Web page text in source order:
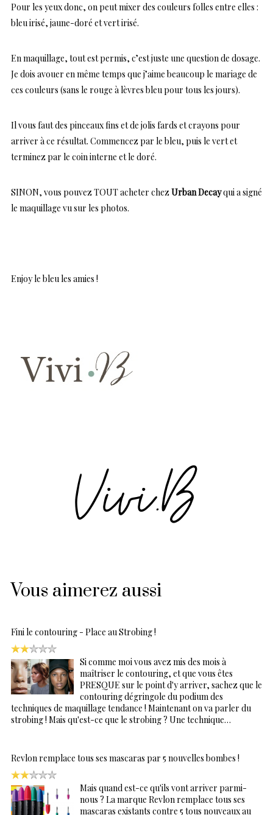
Pour les yeux donc, on peut mixer des couleurs folles entre elles :
bleu irisé, jaune-doré et vert irisé.
En maquillage, tout est permis, c’est juste une question de dosage.
Je dois avouer en même temps que j’aime beaucoup le mariage de
ces couleurs (sans le rouge à lèvres bleu pour tous les jours).
Il vous faut des pinceaux fins et de jolis fards et crayons pour
arriver à ce résultat. Commencez par le bleu, puis le vert et
terminez par le coin interne et le doré.
SINON, vous pouvez TOUT acheter chezUrban Decayqui a signé
le maquillage vu sur les photos.
Enjoy le bleu les amies !
Vous aimerez aussi
Fini le contouring - Place au Strobing !
Si comme moi vous avez mis des mois à
maîtriser le contouring, et que vous êtes
PRESQUE sur le point d'y arriver, sachez que le
contouring dégringole du podium des
techniques de maquillage tendance ! Maintenant on va parler du
strobing ! Mais qu'est-ce que le strobing ? Une technique…
Revlon remplace tous ses mascaras par 5 nouvelles bombes !
Mais quand est-ce qu'ils vont arriver parmi-
nous ? La marque Revlon remplace tous ses
mascaras existants contre 5 tous nouveaux au